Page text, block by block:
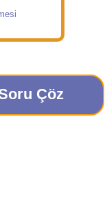
Çöz